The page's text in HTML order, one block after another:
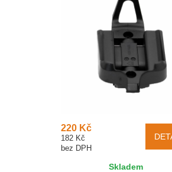
220 Kč
182 Kč
bez DPH
Skladem